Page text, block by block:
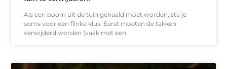
Als een boom uit de tuin gehaald moet worden, sta je
soms voor een flinke klus. Eerst moeten de takken
verwijderd worden (vaak met een